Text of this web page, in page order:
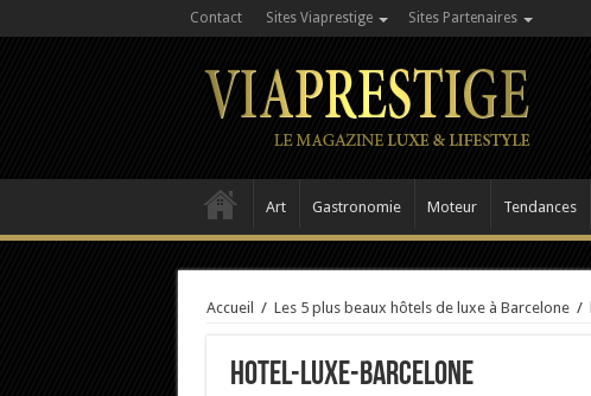
Contact Sites Viaprestige Sites Partenaires
Art Gastronomie Moteur Tendances
Accueil / Les 5 plus beaux hôtels de luxe à Barcelone /
hotel-luxe-barcelone